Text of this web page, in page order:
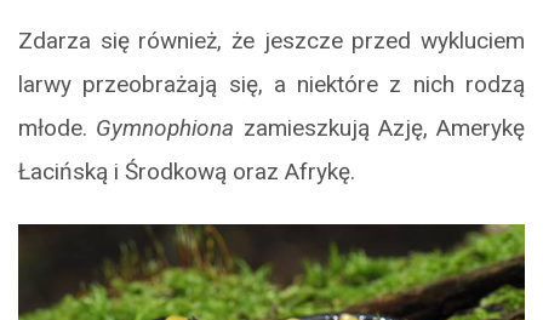
Zdarza się również, że jeszcze przed wykluciem
larwy przeobrażają się, a niektóre z nich rodzą
młode. Gymnophiona zamieszkują Azję, Amerykę
Łacińską i Środkową oraz Afrykę.